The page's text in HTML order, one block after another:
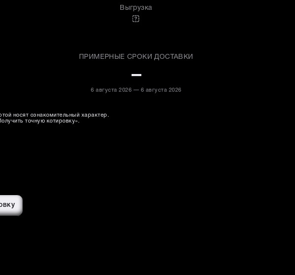
Выгрузка
ПРИМЕРНЫЕ СРОКИ ДОСТАВКИ
–
6 августа 2026 — 6 августа 2026
носят ознакомительный характер.
точную котировку».